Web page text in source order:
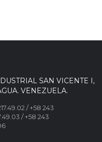
SAN VICENTE I,
VENEZUELA.
/+58 243
/+58 243